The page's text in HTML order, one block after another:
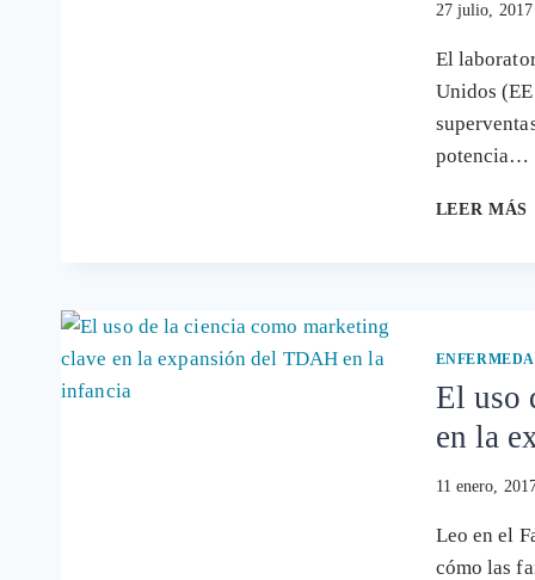
27 julio, 2017
El
Unidos
potencia…
LEER MÁS
El uso
en la
11 enero,
Leo en el
cómo las